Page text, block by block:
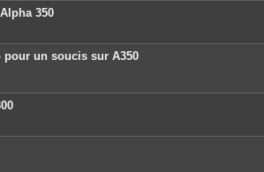
350
pour un soucis sur A350